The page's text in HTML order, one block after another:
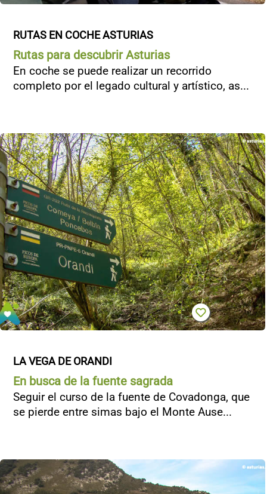
RUTAS EN COCHE ASTURIAS
Rutas para descubrir Asturias
En coche se puede realizar un recorrido
completo por el legado cultural y artístico, as...
LA VEGA DE ORANDI
En busca de la fuente sagrada
Seguir el curso de la fuente de Covadonga, que
se pierde entre simas bajo el Monte Ause...